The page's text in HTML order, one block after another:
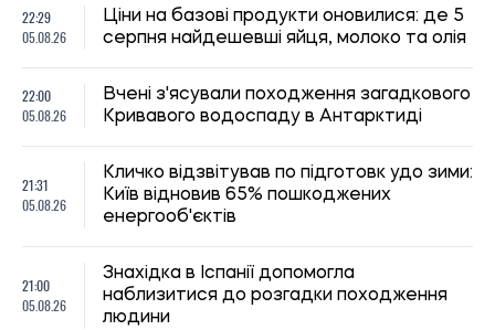
20:00
05.08.26
Вчені виявили рибу, яка виглядає як
морський коник, але не є ним
19:30
05.08.26
ВПО у Львові та Івано-Франківську
можуть отримати продуктові набори:
19:00
05.08.26
Дослідження показало, як працювали
шлунки динозаврів